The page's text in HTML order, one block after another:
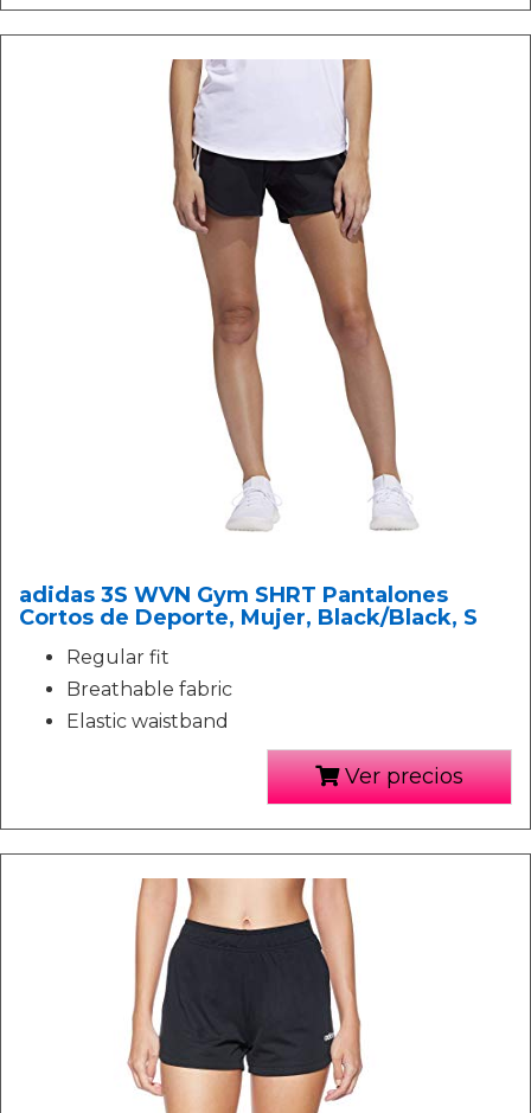
adidas 3S WVN Gym SHRT Pantalones
Cortos de Deporte, Mujer, Black/Black, S
Regular fit
Breathable fabric
Elastic waistband
Ver precios